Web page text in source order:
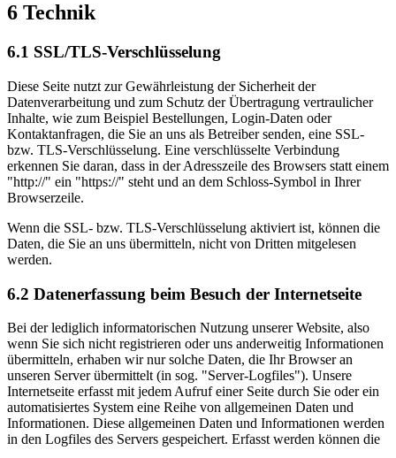
6 Technik
6.1 SSL/TLS-Verschlüsselung
Diese Seite nutzt zur Gewährleistung der Sicherheit der
Datenverarbeitung und zum Schutz der Übertragung vertraulicher
Inhalte, wie zum Beispiel Bestellungen, Login-Daten oder
Kontaktanfragen, die Sie an uns als Betreiber senden, eine SSL-
bzw. TLS-Verschlüsselung. Eine verschlüsselte Verbindung
erkennen Sie daran, dass in der Adresszeile des Browsers statt einem
"http://" ein "https://" steht und an dem Schloss-Symbol in Ihrer
Browserzeile.
Wenn die SSL- bzw. TLS-Verschlüsselung aktiviert ist, können die
Daten, die Sie an uns übermitteln, nicht von Dritten mitgelesen
werden.
6.2 Datenerfassung beim Besuch der Internetseite
Bei der lediglich informatorischen Nutzung unserer Website, also
wenn Sie sich nicht registrieren oder uns anderweitig Informationen
übermitteln, erhaben wir nur solche Daten, die Ihr Browser an
unseren Server übermittelt (in sog. "Server-Logfiles"). Unsere
Internetseite erfasst mit jedem Aufruf einer Seite durch Sie oder ein
automatisiertes System eine Reihe von allgemeinen Daten und
Informationen. Diese allgemeinen Daten und Informationen werden
in den Logfiles des Servers gespeichert. Erfasst werden können die